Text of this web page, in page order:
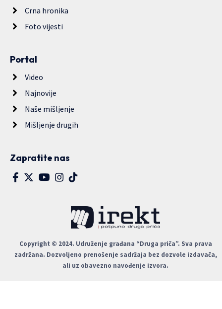
Crna hronika
Foto vijesti
Portal
Video
Najnovije
Naše mišljenje
Mišljenje drugih
Zapratite nas
Copyright © 2024. Udruženje građana “Druga priča”. Sva prava
zadržana. Dozvoljeno prenošenje sadržaja bez dozvole izdavača,
ali uz obavezno navođenje izvora.